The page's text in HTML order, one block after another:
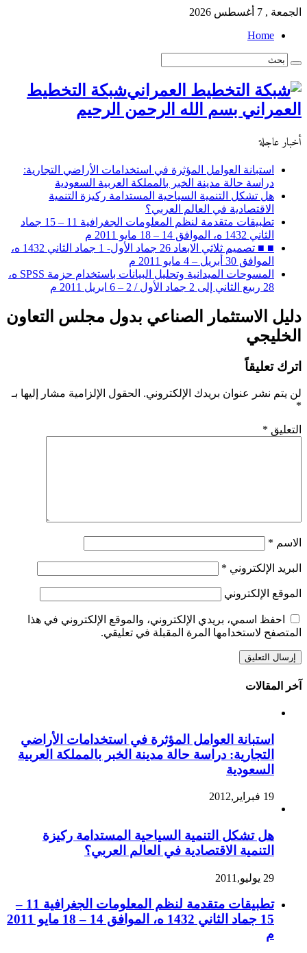
الجمعة , 7 أغسطس 2026
Home
شبكة التخطيط
العمراني بسم الله الرحمن الرحيم
أخبار عاجلة
استبانة العوامل المؤثرة في استخدامات الأراضي التجارية:
دراسة حالة مدينة الخبر بالمملكة العربية السعودية
هل تشكل التنمية السياحية المستدامة ركيزة التنمية
الاقتصادية في العالم العربي؟
تطبيقات متقدمة لنظم المعلومات الجغرافية 11 – 15 جماد
الثاني 1432 ه، الموافق 14 – 18 مايو 2011 م
■ ■ تصميم ثلاثي الابعاد 26 جماد الأول- 1 جماد الثاني 1432 ه،
الموافق 30 أبريل – 4 مايو 2011 م
المسوحات الميدانية وتحليل البيانات باستخدام حزمة SPSS ه،
28 ربيع الثاني إلى 2 جماد الأول / 2 – 6 ابريل 2011 م
دليل الاستثمار الصناعي بدول مجلس التعاون
الخليجي
اترك تعليقاً
لن يتم نشر عنوان بريدك الإلكتروني. الحقول الإلزامية مشار إليها بـ
*
التعليق *
الاسم *
البريد الإلكتروني *
الموقع الإلكتروني
احفظ اسمي، بريدي الإلكتروني، والموقع الإلكتروني في هذا
المتصفح لاستخدامها المرة المقبلة في تعليقي.
آخر المقالات
استبانة العوامل المؤثرة في استخدامات الأراضي
التجارية: دراسة حالة مدينة الخبر بالمملكة العربية
السعودية
19 فبراير,2012
هل تشكل التنمية السياحية المستدامة ركيزة
التنمية الاقتصادية في العالم العربي؟
29 يوليو,2011
تطبيقات متقدمة لنظم المعلومات الجغرافية 11 –
15 جماد الثاني 1432 ه، الموافق 14 – 18 مايو 2011
م